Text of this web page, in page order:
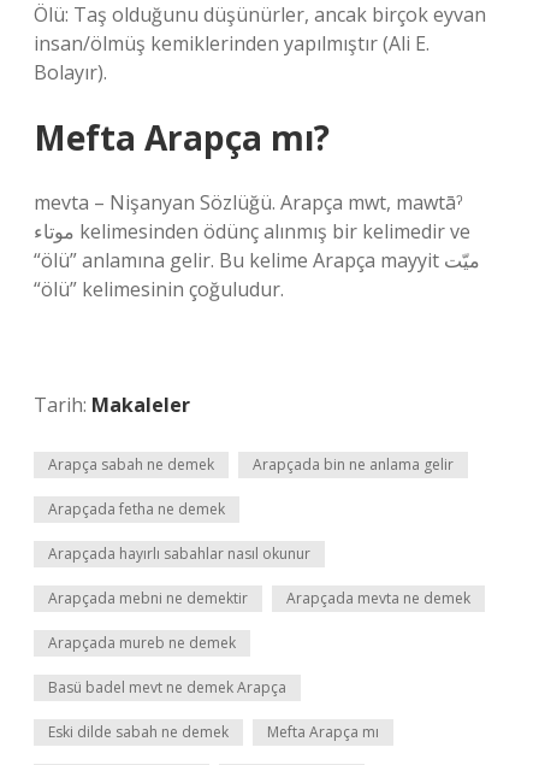
Ölü: Taş olduğunu düşünürler, ancak birçok eyvan
insan/ölmüş kemiklerinden yapılmıştır (Ali E.
Bolayır).
Mefta Arapça mı?
mevta – Nişanyan Sözlüğü. Arapça mwt, mawtāˀ
موتاء kelimesinden ödünç alınmış bir kelimedir ve
“ölü” anlamına gelir. Bu kelime Arapça mayyit ميّت
“ölü” kelimesinin çoğuludur.
Tarih: Makaleler
Arapça sabah ne demek Arapçada bin ne anlama gelir
Arapçada fetha ne demek
Arapçada hayırlı sabahlar nasıl okunur
Arapçada mebni ne demektir Arapçada mevta ne demek
Arapçada mureb ne demek
Basü badel mevt ne demek Arapça
Eski dilde sabah ne demek Mefta Arapça mı